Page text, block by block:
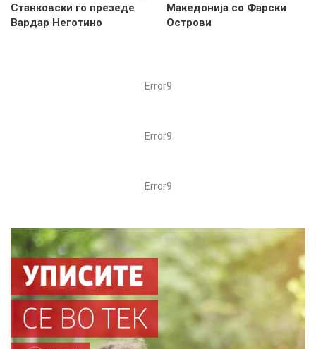
Станковски го презеде
Вардар Неготино
Македонија со Фарски
Острови
Error9
Error9
Error9